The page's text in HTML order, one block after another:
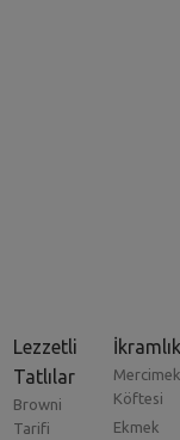
Lezzetli
Tatlılar
Browni
Tarifi
Mercimek
Köftesi
Ekmek